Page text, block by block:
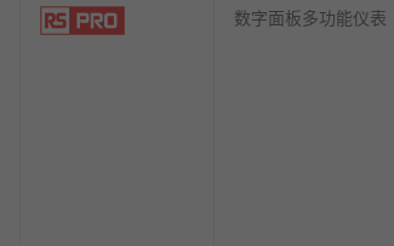
数字面板多功能仪表